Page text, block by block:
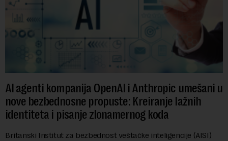
AI agenti kompanija OpenAI i Anthropic umešani u
nove bezbednosne propuste: Kreiranje lažnih
identiteta i pisanje zlonamernog koda
Britanski Institut za bezbednost veštačke inteligencije (AISI)